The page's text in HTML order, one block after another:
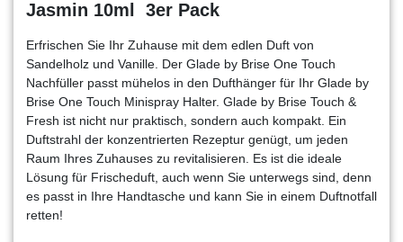
Jasmin 10ml 3er Pack
Erfrischen Sie Ihr Zuhause mit dem edlen Duft von
Sandelholz und Vanille. Der Glade by Brise One Touch
Nachfüller passt mühelos in den Dufthänger für Ihr Glade by
Brise One Touch Minispray Halter. Glade by Brise Touch &
Fresh ist nicht nur praktisch, sondern auch kompakt. Ein
Duftstrahl der konzentrierten Rezeptur genügt, um jeden
Raum Ihres Zuhauses zu revitalisieren. Es ist die ideale
Lösung für Frischeduft, auch wenn Sie unterwegs sind, denn
es passt in Ihre Handtasche und kann Sie in einem Duftnotfall
retten!